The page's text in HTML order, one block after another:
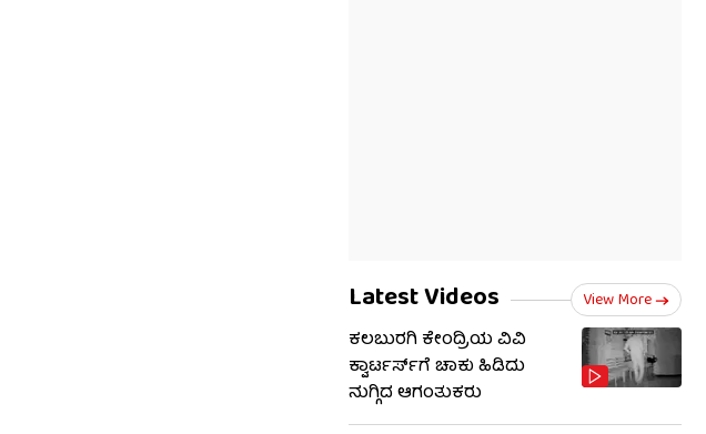
Latest Videos View More
ಕಲಬುರಗಿ ಕೇಂದ್ರಿಯ ವಿವಿ
ಕ್ವಾರ್ಟರ್ಸ್‌ಗೆ ಚಾಕು ಹಿಡಿದು
ನುಗ್ಗಿದ ಆಗಂತುಕರು